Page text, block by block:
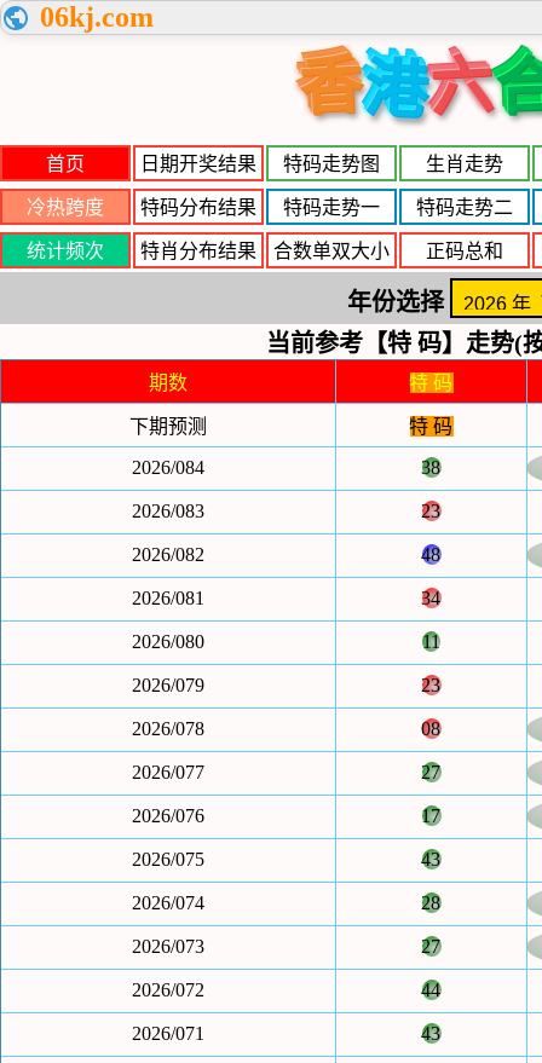
06kj.com
香港六
首页 日期开奖结果 特码走势图 生肖走势
冷热跨度 特码分布结果 特码走势一 特码走势二
统计频次 特肖分布结果 合数单双大小 正码总和
年份选择
当前参考【特 码】走势(
期数 特 码
下期预测
特 码
2026/084
38
2026/083 23
2026/082 48
2026/081 34
2026/080 11
2026/079 23
2026/078 08
2026/077 27
2026/076 17
2026/075 43
2026/074 28
2026/073 27
2026/072 44
2026/071 43